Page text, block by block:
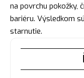
na povrchu pokožky,
bariéru. Výsledkom
starnutie.